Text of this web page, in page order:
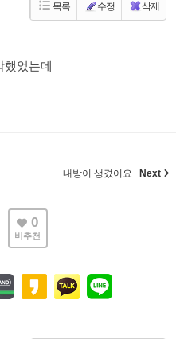
목록 수정 삭제
했었는데
내방이 생겼어요 Next
0
비추천